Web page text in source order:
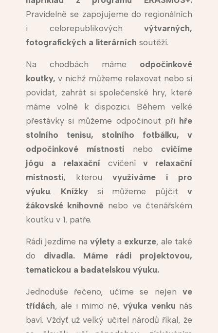
Pravidelně se zapojujeme do regionálních
i celorepublikovýchvýtvarných,
fotografických a literárních soutěží.
Na chodbách máme odpočinkové
koutky, v nichž můžeme relaxovat nebo si
povídat, zahrát si společenské hry, které
máme volně k dispozici. Během velké
přestávky si můžeme odpočinout při hře
stolního tenisu, stolního fotbálku, v
odpočinkové místnosti nebo cvičíme
jógu a relaxační cvičenív relaxační
místnosti, kterou využíváme i pro
výuku. Knížkysi můžeme půjčitv
žákovské knihovně nebo ve čtenářském
koutku v 1. patře.
Rádi jezdíme na výletya exkurze, ale také
do divadla. Máme rádi projektovou,
tematickou a badatelskou výuku.
Jednoduše řečeno, učíme se nejenve
třídách, ale i mimo ně,výuka venku nás
baví. Vždyť už velký učitel národů říkal, že